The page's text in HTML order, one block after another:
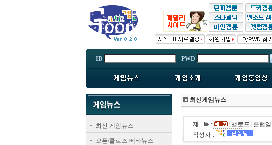
ID PWD
최신 게임뉴스
오픈/클로즈 베타뉴스
최신게임뉴스
제 목 :
[밸로프] 클럽엠
작성자 :